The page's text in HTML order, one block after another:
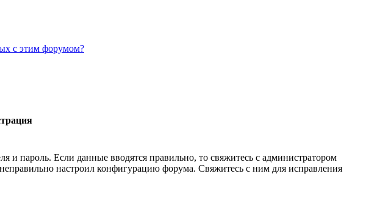
с этим форумом?
и пароль. Если данные вводятся правильно, то свяжитесь с администратором
настроил конфигурацию форума. Свяжитесь с ним для исправления